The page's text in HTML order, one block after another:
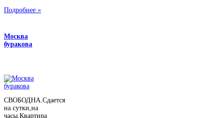
Подробнее »
Москва
буракова
СВОБОДНА.Сдается
на сутки,на
часы.Квартира